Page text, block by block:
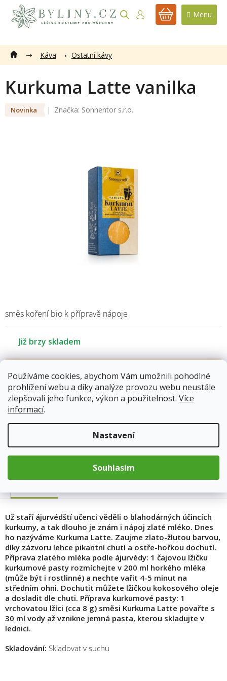
Používáme cookies, abychom Vám umožnili pohodlné
prohlížení webu a díky analýze provozu webu neustále
zlepšovali jeho funkce, výkon a použitelnost. Více
informací.
Nastavení
Souhlasím
obsah
NÁKUPNÍ
Káva Ostatní kávy
Kurkuma Latte vanilka
Novinka Značka: Sonnentor s.r.o.
Již brzy skladem
směs koření bio k přípravě nápoje
Kód produktu:
Položka byla vyprodána…
132 Kč
Měrná
cena:
Už staří ájurvédští učenci věděli o blahodárných účincích
kurkumy, a tak dlouho je znám i nápoj zlaté mléko. Dnes
ho nazýváme Kurkuma Latte. Zaujme zlato-žlutou barvou,
díky zázvoru lehce pikantní chutí a ostře-hořkou dochutí.
Příprava zlatého mléka podle ájurvédy: 1 čajovou lžičku
kurkumové pasty rozmíchejte v 200 ml horkého mléka
(může být i rostlinné) a nechte vařit 4-5 minut na
středním ohni. Dochutit můžete lžičkou kokosového oleje
a dosladit dle chuti. Příprava kurkumové pasty: 1
vrchovatou lžíci (cca 8 g) směsi Kurkuma Latte povařte s
30 ml vody až vznikne jemná pasta, kterou skladujte v
lednici.
Skladování: Skladovat v suchu